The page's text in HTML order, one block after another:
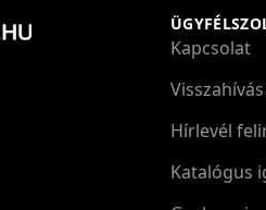
Kapcsolat
Visszahívás
Hírlevél
Katalógus